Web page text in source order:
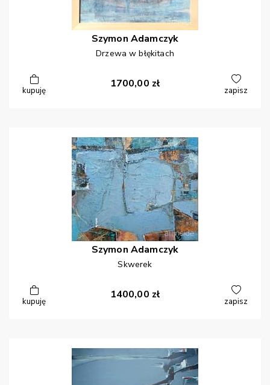
Szymon Adamczyk
Drzewa w błękitach
kupuję
1700,00 zł
zapisz
Szymon Adamczyk
Skwerek
kupuję
1400,00 zł
zapisz